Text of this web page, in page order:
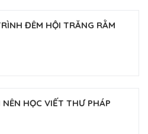
ĐÊM HỘI TRĂNG RẰM
NÊN HỌC VIẾT THƯ PHÁP